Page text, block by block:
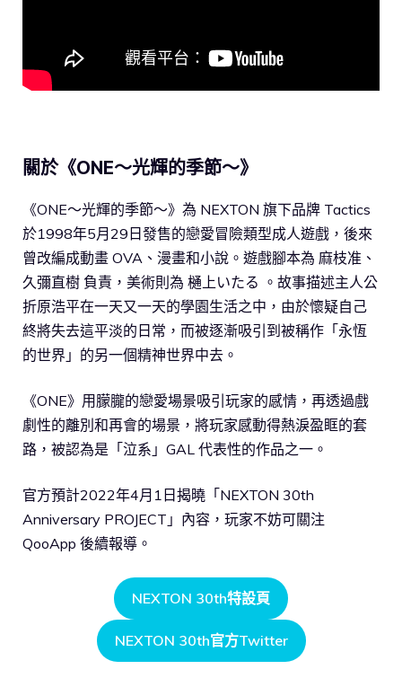
關於《ONE～光輝的季節～》
《ONE～光輝的季節～》為 NEXTON 旗下品牌 Tactics
於1998年5月29日發售的戀愛冒險類型成人遊戲，後來
曾改編成動畫 OVA、漫畫和小說。遊戲腳本為 麻枝准、
久彌直樹 負責，美術則為 樋上いたる 。故事描述主人公
折原浩平在一天又一天的學園生活之中，由於懷疑自己
終將失去這平淡的日常，而被逐漸吸引到被稱作「永恆
的世界」的另一個精神世界中去。
《ONE》用朦朧的戀愛場景吸引玩家的感情，再透過戲
劇性的離別和再會的場景，將玩家感動得熱淚盈眶的套
路，被認為是「泣系」GAL 代表性的作品之一。
官方預計2022年4月1日揭曉「NEXTON 30th
Anniversary PROJECT」內容，玩家不妨可關注
QooApp 後續報導。
NEXTON 30th特設頁
NEXTON 30th官方Twitter